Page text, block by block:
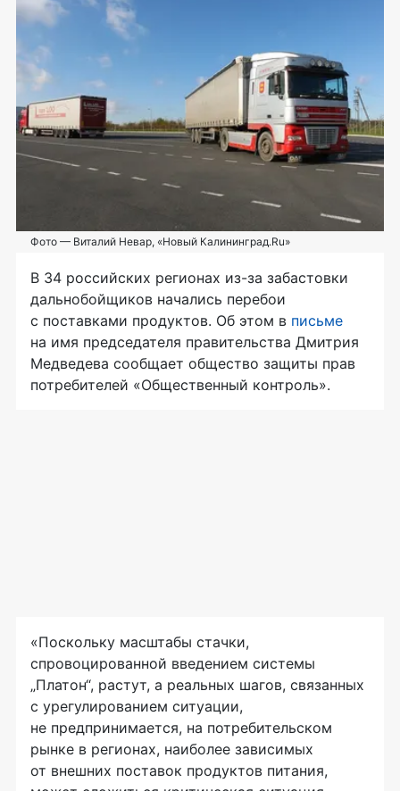
Фото — Виталий Невар, «Новый Калининград.Ru»
В 34 российских регионах из-за забастовки
дальнобойщиков начались перебои
с поставками продуктов. Об этом в письме
на имя председателя правительства Дмитрия
Медведева сообщает общество защиты прав
потребителей «Общественный контроль».
«Поскольку масштабы стачки,
спровоцированной введением системы
„Платон“, растут, а реальных шагов, связанных
с урегулированием ситуации,
не предпринимается, на потребительском
рынке в регионах, наиболее зависимых
от внешних поставок продуктов питания,